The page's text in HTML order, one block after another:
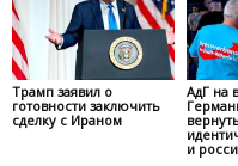
Трамп заявил о
готовности заключить
сделку с Ираном
АдГ на
и